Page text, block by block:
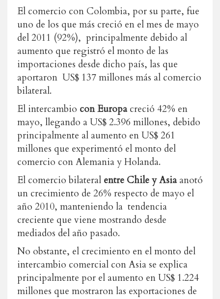
El comercio con Colombia, por su parte, fue
uno de los que más creció en el mes de mayo
del 2011 (92%), principalmente debido al
aumento que registró el monto de las
importaciones desde dicho país, las que
aportaron US$ 137 millones más al comercio
bilateral.
El intercambio con Europacreció 42% en
mayo, llegando a US$ 2.396 millones, debido
principalmente al aumento en US$ 261
millones que experimentó el monto del
comercio con Alemania y Holanda.
El comercio bilateral entre Chile y Asiaanotó
un crecimiento de 26% respecto de mayo el
año 2010, manteniendo la tendencia
creciente que viene mostrando desde
mediados del año pasado.
No obstante, el crecimiento en el monto del
intercambio comercial con Asia se explica
principalmente por el aumento en US$ 1.224
millones que mostraron las exportaciones de